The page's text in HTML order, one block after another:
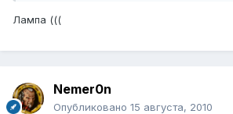
Лампа (((
Nemer0n
Опубликовано 15 августа, 2010